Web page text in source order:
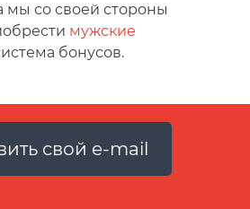
со своей стороны
мужские
бонусов.
свой e-mail